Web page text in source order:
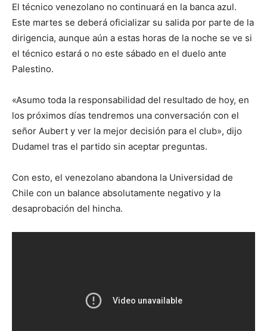
El técnico venezolano no continuará en la banca azul.
Este martes se deberá oficializar su salida por parte de la
dirigencia, aunque aún a estas horas de la noche se ve si
el técnico estará o no este sábado en el duelo ante
Palestino.
«Asumo toda la responsabilidad del resultado de hoy, en
los próximos días tendremos una conversación con el
señor Aubert y ver la mejor decisión para el club», dijo
Dudamel tras el partido sin aceptar preguntas.
Con esto, el venezolano abandona la Universidad de
Chile con un balance absolutamente negativo y la
desaprobación del hincha.